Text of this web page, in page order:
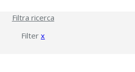
Filtra ricerca
Filter x